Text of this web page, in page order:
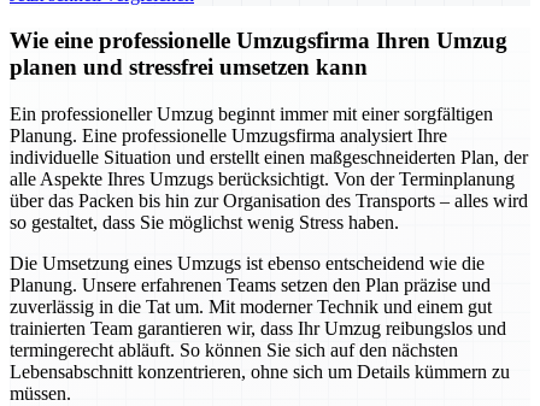
Wie eine professionelle Umzugsfirma Ihren Umzug
planen und stressfrei umsetzen kann
Ein professioneller Umzug beginnt immer mit einer sorgfältigen
Planung. Eine professionelle Umzugsfirma analysiert Ihre
individuelle Situation und erstellt einen maßgeschneiderten Plan, der
alle Aspekte Ihres Umzugs berücksichtigt. Von der Terminplanung
über das Packen bis hin zur Organisation des Transports – alles wird
so gestaltet, dass Sie möglichst wenig Stress haben.
Die Umsetzung eines Umzugs ist ebenso entscheidend wie die
Planung. Unsere erfahrenen Teams setzen den Plan präzise und
zuverlässig in die Tat um. Mit moderner Technik und einem gut
trainierten Team garantieren wir, dass Ihr Umzug reibungslos und
termingerecht abläuft. So können Sie sich auf den nächsten
Lebensabschnitt konzentrieren, ohne sich um Details kümmern zu
müssen.